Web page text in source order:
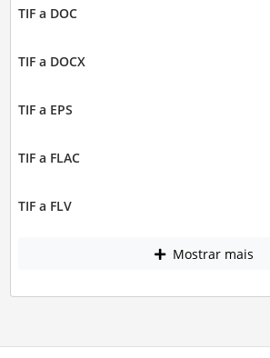
TIF a DOC
TIF a DOCX
TIF a EPS
TIF a FLAC
TIF a FLV
Mostrar mais